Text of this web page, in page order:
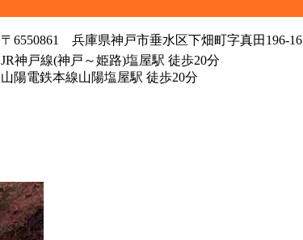
〒6550861 兵庫県神戸市垂水区下畑町字真田196-16
JR神戸線(神戸～姫路)塩屋駅 徒歩20分
山陽電鉄本線山陽塩屋駅 徒歩20分